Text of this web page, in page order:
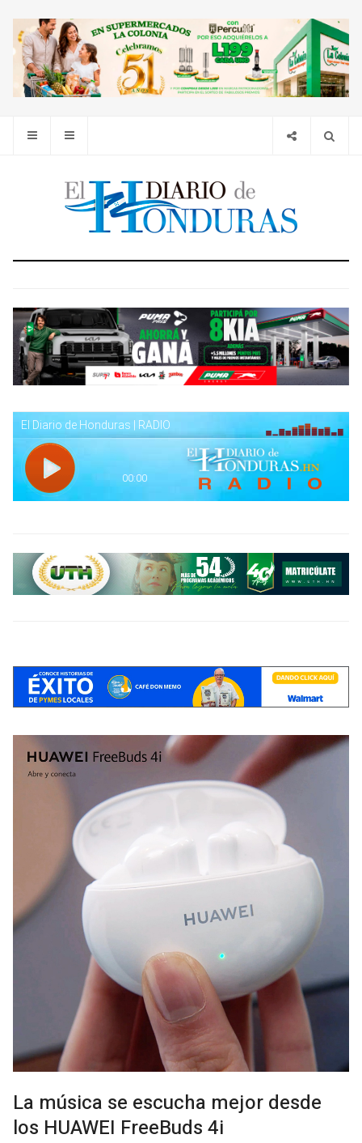
La música se escucha mejor desde
los HUAWEI FreeBuds 4i